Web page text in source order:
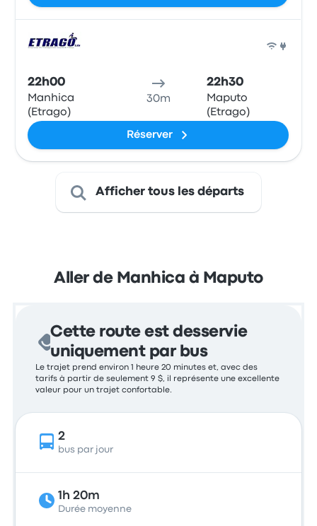
22h00
Manhica
(Etrago)
30m
22h30
Maputo
(Etrago)
Réserver
Afficher tous les départs
Aller de Manhica à Maputo
Cette route est desservie
uniquement par bus
Le trajet prend environ 1 heure 20 minutes et, avec des
tarifs à partir de seulement 9 $, il représente une excellente
valeur pour un trajet confortable.
2
bus par jour
1h 20m
Durée moyenne